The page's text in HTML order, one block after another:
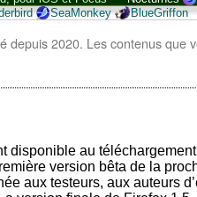
SeaMonkey BlueGriffon
depuis 2020. Les contenus que
disponible au
version bêta de la
aux testeurs, aux auteurs